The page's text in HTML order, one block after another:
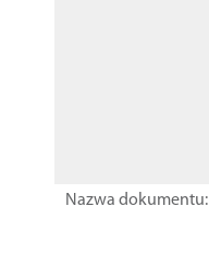
Nazwa dokumentu: